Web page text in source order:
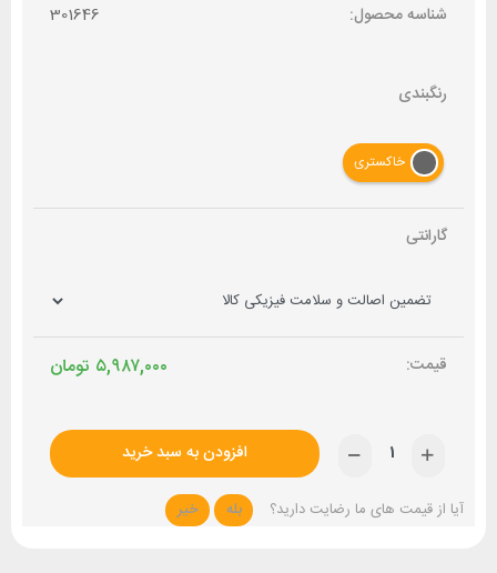
شناسه محصول: 301646
رنگبندی
خاکستری
گارانتی
تومان ۵,۹۸۷,۰۰۰
افزودن به سبد خرید
آیا از قیمت های ما رضایت دارید؟ بله خیر